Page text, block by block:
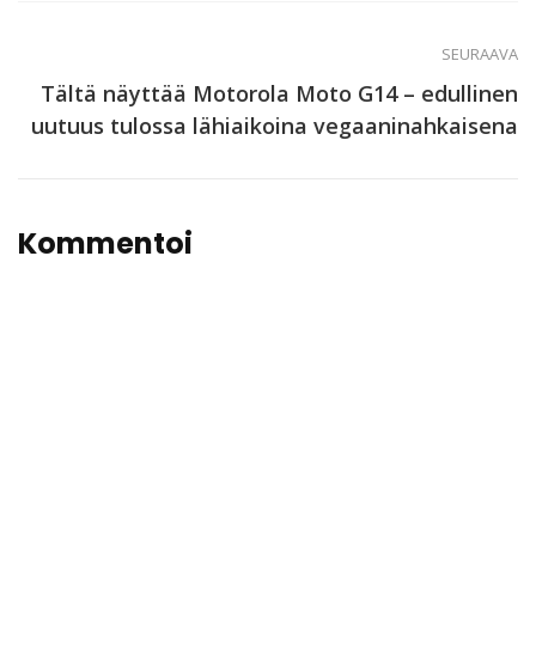
SEURAAVA
Tältä näyttää Motorola Moto G14 – edullinen
uutuus tulossa lähiaikoina vegaaninahkaisena
Kommentoi